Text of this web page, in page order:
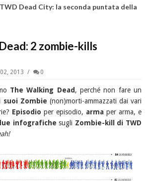
TWD Dead City: la seconda puntata della
2 zombie-kills
2013 0
The Walking Dead, perché non fare un
Zombie (non)morti-ammazzati dai vari
Episodio per episodio, arma per arma, e
infografiche sugli Zombie-kill di TWD